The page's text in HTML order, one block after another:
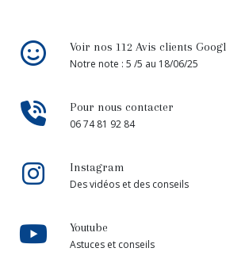
Voir nos 112 Avis clients
Notre note : 5 /5 au 18/06/25
Pour nous contacter
06 74 81 92 84
Instagram
Des vidéos et des conseils
Youtube
Astuces et conseils